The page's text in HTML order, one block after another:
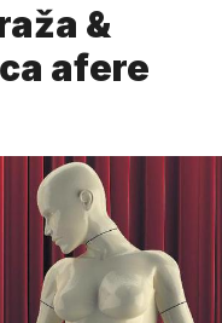
&
afere